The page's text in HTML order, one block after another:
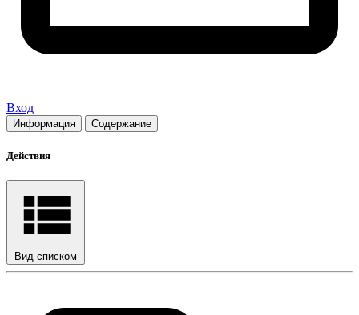
Вход
Информация Содержание
Действия
Вид списком